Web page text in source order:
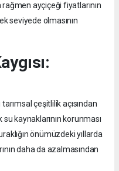
rağmen ayçiçeği fiyatlarının
seviyede olmasının
çeşitlilik açısından
kaynaklarının korunması
önümüzdeki yıllarda
daha da azalmasından